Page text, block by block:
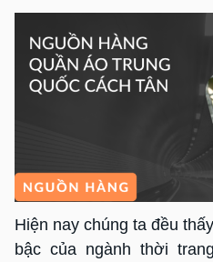
Hiện nay chúng ta đều
bậc của ngành thời